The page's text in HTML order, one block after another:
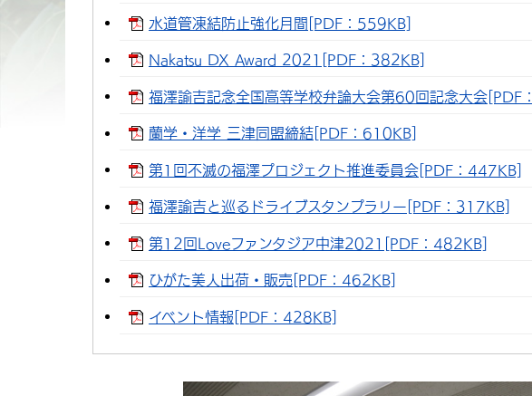
水道管凍結防止強化月間[PDF：559KB]
Nakatsu DX Award 2021[PDF：382KB]
福澤諭吉記念全国高等学校弁論大会第60回記念大会[PDF
蘭学・洋学 三津同盟締結[PDF：610KB]
第1回不滅の福澤プロジェクト推進委員会[PDF：447KB]
福澤諭吉と巡るドライブスタンプラリー[PDF：317KB]
第12回Loveファンタジア中津2021[PDF：482KB]
ひがた美人出荷・販売[PDF：462KB]
イベント情報[PDF：428KB]